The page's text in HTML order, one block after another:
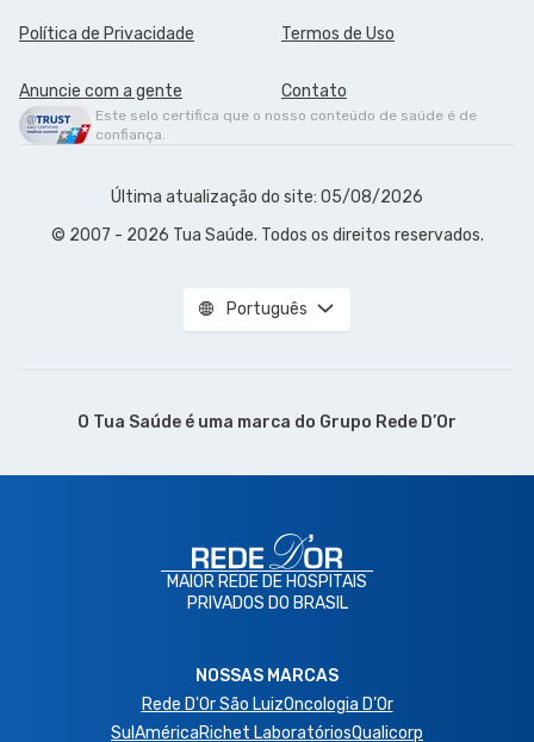
Política de Privacidade Termos de Uso
Anuncie com a gente Contato
Este selo certifica que o nosso conteúdo de saúde é de
confiança.
Última atualização do site: 05/08/2026
© 2007 - 2026 Tua Saúde. Todos os direitos reservados.
Português
O Tua Saúde é uma marca do Grupo Rede D’Or
MAIOR REDE DE HOSPITAIS
PRIVADOS DO BRASIL
NOSSAS MARCAS
Rede D'Or São LuizOncologia D’Or
SulAméricaRichet LaboratóriosQualicorp